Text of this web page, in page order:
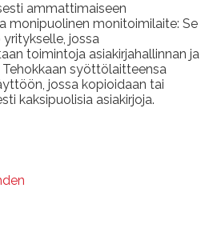
ammattimaiseen
monipuolinen monitoimilaite: Se
jossa
toimintoja asiakirjahallinnan ja
syöttölaitteensa
jossa kopioidaan tai
kaksipuolisia asiakirjoja.